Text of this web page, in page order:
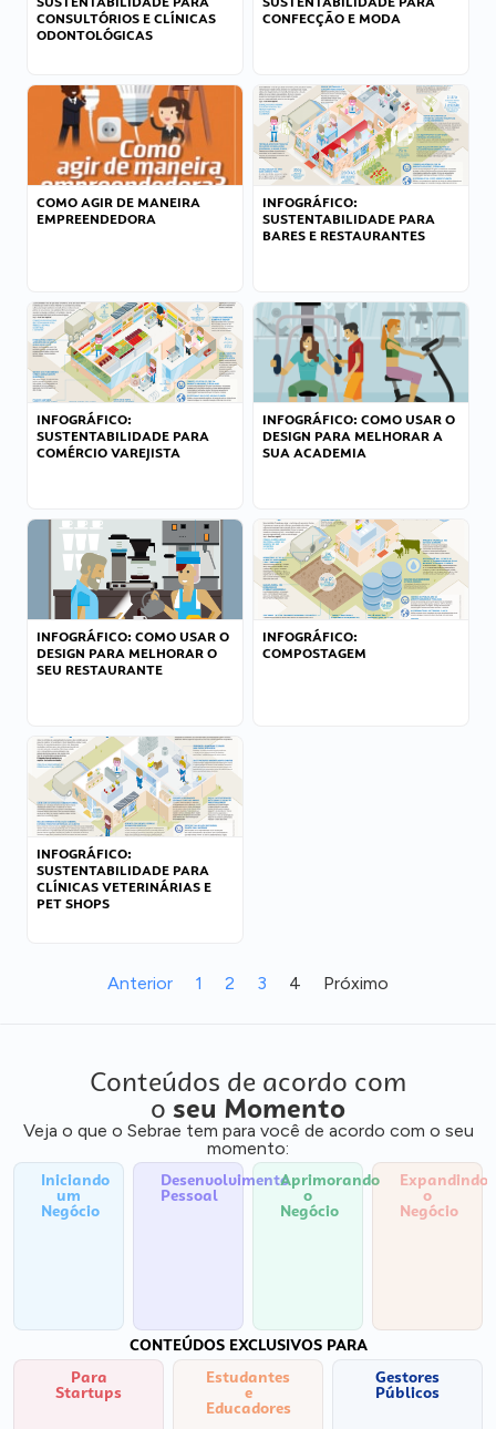
CONSULTÓRIOS E CLÍNICAS
ODONTOLÓGICAS
CONFECÇÃO E MODA
COMO AGIR DE MANEIRA
EMPREENDEDORA
INFOGRÁFICO:
SUSTENTABILIDADE PARA
BARES E RESTAURANTES
INFOGRÁFICO:
SUSTENTABILIDADE PARA
COMÉRCIO VAREJISTA
INFOGRÁFICO: COMO USAR O
DESIGN PARA MELHORAR A
SUA ACADEMIA
INFOGRÁFICO: COMO USAR O
DESIGN PARA MELHORAR O
SEU RESTAURANTE
INFOGRÁFICO:
COMPOSTAGEM
INFOGRÁFICO:
SUSTENTABILIDADE PARA
CLÍNICAS VETERINÁRIAS E
PET SHOPS
Anterior 1 2 3 4 Próximo
Conteúdos de acordo com
o seu Momento
Veja o que o Sebrae tem para você de acordo com o seu
momento:
Iniciando
um
Negócio
Desenvolvimento
Pessoal
Aprimorando
o
Negócio
Expandindo
o
Negócio
CONTEÚDOS EXCLUSIVOS PARA
Para
Startups
Estudantes
e
Educadores
Gestores
Públicos